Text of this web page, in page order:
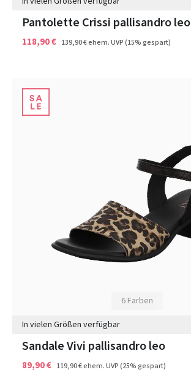
Pantolette Crissi pallisandro leo
118,90 € 139,90 €ehem. UVP(15% gespart)
6 Farben
In vielen Größen verfügbar
Sandale Vivi pallisandro leo
89,90 € 119,90 €ehem. UVP(25% gespart)